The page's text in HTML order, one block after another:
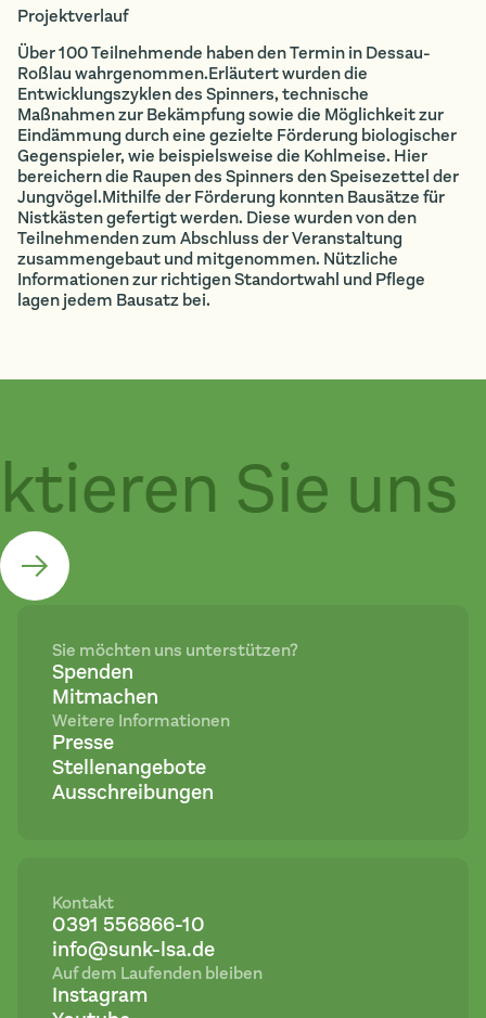
Projektverlauf
Über 100 Teilnehmende haben den Termin in Dessau-
Roßlau wahrgenommen.Erläutert wurden die
Entwicklungszyklen des Spinners, technische
Maßnahmen zur Bekämpfung sowie die Möglichkeit zur
Eindämmung durch eine gezielte Förderung biologischer
Gegenspieler, wie beispielsweise die Kohlmeise. Hier
bereichern die Raupen des Spinners den Speisezettel der
Jungvögel.Mithilfe der Förderung konnten Bausätze für
Nistkästen gefertigt werden. Diese wurden von den
Teilnehmenden zum Abschluss der Veranstaltung
zusammengebaut und mitgenommen. Nützliche
Informationen zur richtigen Standortwahl und Pflege
lagen jedem Bausatz bei.
Sie uns
Sie möchten uns unterstützen?
Spenden
Mitmachen
Weitere Informationen
Presse
Stellenangebote
Ausschreibungen
Kontakt
0391 556866-10
info@sunk-lsa.de
Auf dem Laufenden bleiben
Instagram